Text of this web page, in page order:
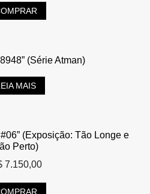
(Série Atman)
MAIS
(Exposição: Tão Longe e
Perto)
7.150,00